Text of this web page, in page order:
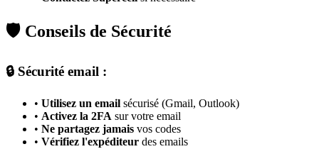
🛡️ Conseils de Sécurité
🔒 Sécurité email :
• Utilisez un email sécurisé (Gmail, Outlook)
• Activez la 2FA sur votre email
• Ne partagez jamais vos codes
• Vérifiez l'expéditeur des emails